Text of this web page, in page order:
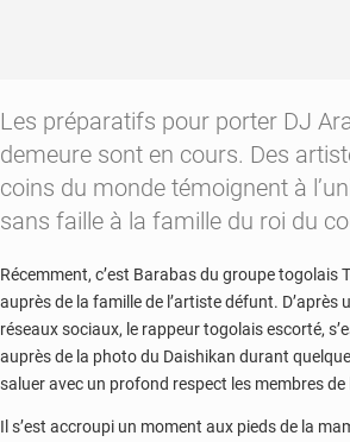
Les préparatifs pour porter DJ
demeure sont en cours. Des
coins du monde témoignent à
sans faille à la famille du roi du
Récemment, c’est Barabas du groupe togolais
auprès de la famille de l’artiste défunt. D’après
réseaux sociaux, le rappeur togolais escorté,
auprès de la photo du Daishikan durant
saluer avec un profond respect les membres de
Il s’est accroupi un moment aux pieds de la